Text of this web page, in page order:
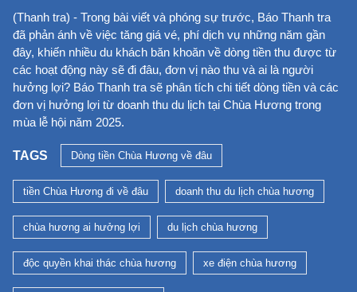
(Thanh tra) - Trong bài viết và phóng sự trước, Báo Thanh tra
đã phản ánh về việc tăng giá vé, phí dịch vụ những năm gần
đây, khiến nhiều du khách băn khoăn về dòng tiền thu được từ
các hoạt động này sẽ đi đâu, đơn vị nào thu và ai là người
hưởng lợi? Báo Thanh tra sẽ phân tích chi tiết dòng tiền và các
đơn vị hưởng lợi từ doanh thu du lịch tại Chùa Hương trong
mùa lễ hội năm 2025.
TAGS Dòng tiền Chùa Hương về đâu
tiền Chùa Hương đi về đâu doanh thu du lịch chùa hương
chùa hương ai hưởng lợi du lịch chùa hương
độc quyền khai thác chùa hương xe điện chùa hương